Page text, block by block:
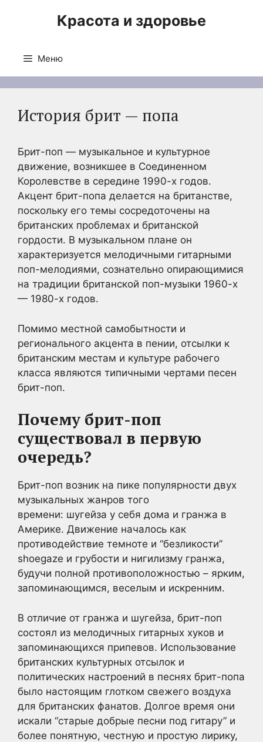
Красота и здоровье
Меню
История брит — попа
Брит-поп — музыкальное и культурное
движение, возникшее в Соединенном
Королевстве в середине 1990-х годов.
Акцент брит-попа делается на британстве,
поскольку его темы сосредоточены на
британских проблемах и британской
гордости. В музыкальном плане он
характеризуется мелодичными гитарными
поп-мелодиями, сознательно опирающимися
на традиции британской поп-музыки 1960-х
— 1980-х годов.
Помимо местной самобытности и
регионального акцента в пении, отсылки к
британским местам и культуре рабочего
класса являются типичными чертами песен
брит-поп.
Почему брит-поп
существовал в первую
очередь?
Брит-поп возник на пике популярности двух
музыкальных жанров того
времени: шугейза у себя дома и гранжа в
Америке. Движение началось как
противодействие темноте и “безликости”
shoegaze и грубости и нигилизму гранжа,
будучи полной противоположностью – ярким,
запоминающимся, веселым и искренним.
В отличие от гранжа и шугейза, брит-поп
состоял из мелодичных гитарных хуков и
запоминающихся припевов. Использование
британских культурных отсылок и
политических настроений в песнях брит-попа
было настоящим глотком свежего воздуха
для британских фанатов. Долгое время они
искали “старые добрые песни под гитару” и
более понятную, честную и простую лирику,